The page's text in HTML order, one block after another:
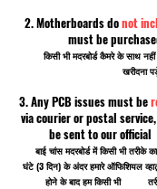
2. Motherboards donot
must be
किसी भी मदरबोर्ड कैमरे के साथ
खरीदना
3. Any PCB issues must be
via courier or postal
be sent to our
बाई चांस मदरबोर्ड में किसी भी तरीके
घंटे (3 दिन) के अंदर हमारे ऑफिशियल
होने के बाद हम किसी भी